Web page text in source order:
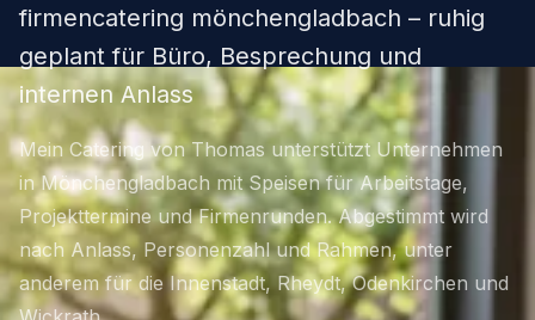
firmencatering mönchengladbach – ruhig
geplant für Büro, Besprechung und
internen Anlass
Mein Catering von Thomas unterstützt Unternehmen
in Mönchengladbach mit Speisen für Arbeitstage,
Projekttermine und Firmenrunden. Abgestimmt wird
nach Anlass, Personenzahl und Rahmen, unter
anderem für die Innenstadt, Rheydt, Odenkirchen und